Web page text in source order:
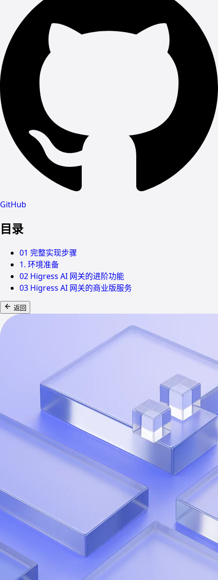
GitHub
目录
01 完整实现步骤
1. 环境准备
02 Higress AI 网关的进阶功能
03 Higress AI 网关的商业版服务
返回